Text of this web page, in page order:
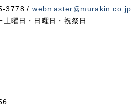
3778 /webmaster@murakin.co.jp
曜日・日曜日・祝祭日